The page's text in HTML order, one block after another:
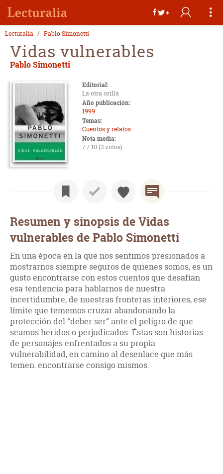
Lecturalia Pablo Simonetti
Vidas vulnerables
Pablo Simonetti
Editorial:
La otra orilla
Año publicación:
1999
Temas:
Cuentos y relatos
Nota media:
7 / 10 (3 votos)
Resumen y sinopsis de Vidas
vulnerables de Pablo Simonetti
En una época en la que nos sentimos presionados a
mostrarnos siempre seguros de quienes somos, es un
gusto encontrarse con estos cuentos que desafían
esa tendencia para hablarnos de nuestra
incertidumbre, de nuestras fronteras interiores, ese
límite que tememos cruzar abandonando la
protección del “deber ser” ante el peligro de que
seamos heridos o perjudicados. Éstas son historias
de personajes enfrentados a su propia
vulnerabilidad, en camino al desenlace que más
temen: encontrarse consigo mismos.